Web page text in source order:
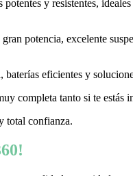
y resistentes,
potencia, excelente
eficientes y
completa tanto si te estás
total confianza.